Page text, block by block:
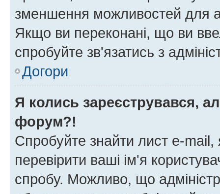
зменшення можливостей для
Якщо ви переконані, що ви
спробуйте зв'язатись з
Догори
Я колись зареєструвався,
форум?!
Спробуйте знайти лист e-mail,
перевірити ваші ім'я
спробу. Можливо, що